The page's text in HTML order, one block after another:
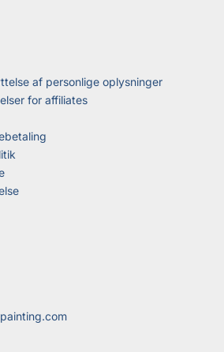
af personlige oplysninger
for affiliates